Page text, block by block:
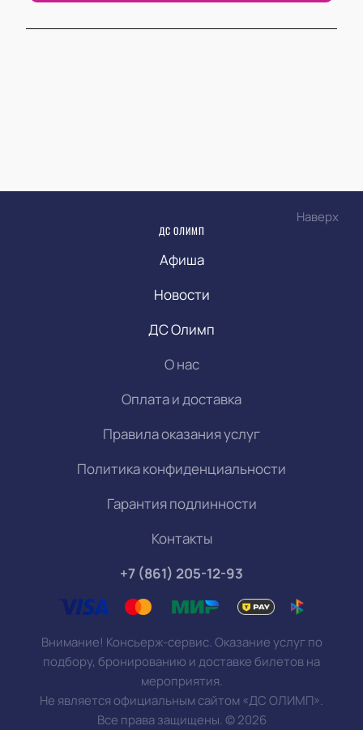
Наверх
ДС ОЛИМП
Афиша
Новости
ДС Олимп
О нас
Оплата и доставка
Правила оказания услуг
Политика конфиденциальности
Гарантия подлинности
Контакты
+7 (861) 205-12-93
Внимание! Консьерж-сервис. Оказание услуг по
подбору, бронированию и доставке билетов на
мероприятия.
Не является официальным сайтом «ДС ОЛИМП».
Все права защищены.©2026